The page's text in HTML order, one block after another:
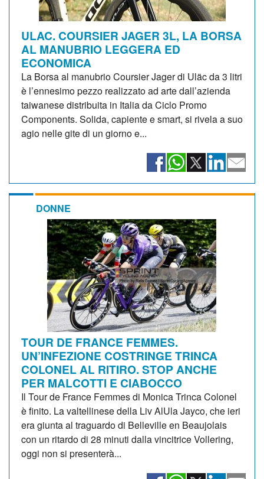
ULAC. COURSIER JAGER 3L, LA BORSA
AL MANUBRIO LEGGERA ED
ECONOMICA
La Borsa al manubrio Coursier Jager di Uläc da 3 litri
è l’ennesimo pezzo realizzato ad arte dall’azienda
taiwanese distribuita in Italia da Ciclo Promo
Components. Solida, capiente e smart, si rivela a suo
agio nelle gite di un giorno e...
DONNE
TOUR DE FRANCE FEMMES.
UN’INFEZIONE COSTRINGE TRINCA
COLONEL AL RITIRO. STOP ANCHE
PER MALCOTTI E CIABOCCO
Il Tour de France Femmes di Monica Trinca Colonel
è finito. La valtellinese della Liv AlUla Jayco, che ieri
era giunta al traguardo di Belleville en Beaujolais
con un ritardo di 28 minuti dalla vincitrice Vollering,
oggi non si presenterà...